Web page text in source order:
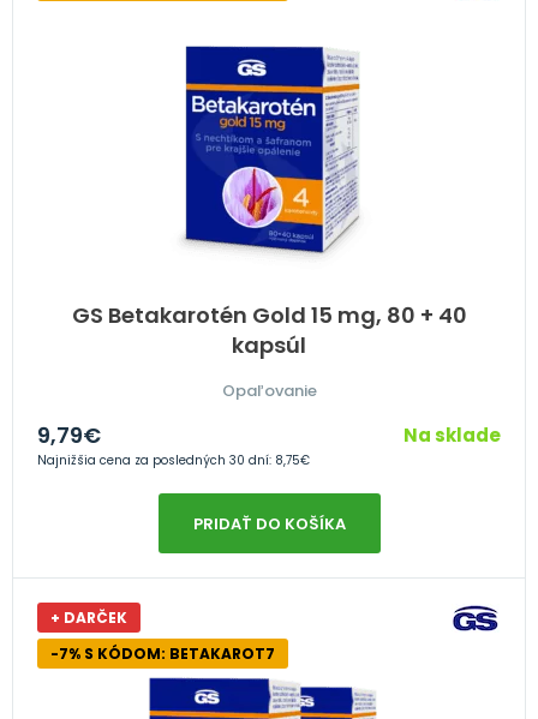
GS Betakarotén Gold 15 mg, 80 + 40
kapsúl
Opaľovanie
9,79€ Na sklade
Najnižšia cena za posledných 30 dní: 8,75€
PRIDAŤ DO KOŠÍKA
+ DARČEK
-7% S KÓDOM: BETAKAROT7